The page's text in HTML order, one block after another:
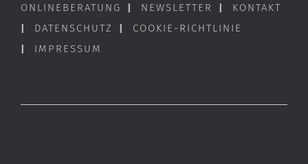
ONLINEBERATUNG | NEWSLETTER | KONTAKT
| DATENSCHUTZ | COOKIE-RICHTLINIE
| IMPRESSUM